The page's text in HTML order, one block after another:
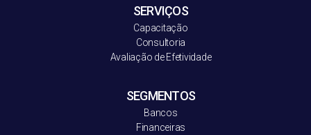
SERVIÇOS
Capacitação
Consultoria
Avaliação de Efetividade
SEGMENTOS
Bancos
Financeiras